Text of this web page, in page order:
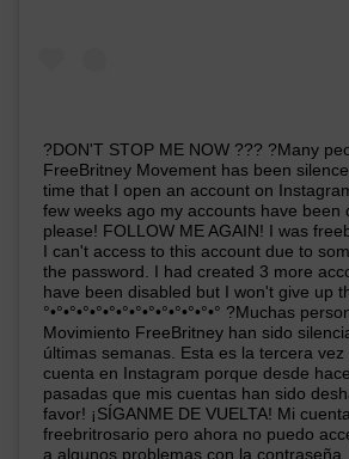
?DON'T STOP ME NOW ??? ?Many
FreeBritney Movement has been
time that I open an account on
few weeks ago my accounts have been
please! FOLLOW ME AGAIN! I was
I can't access to this account due to
the password. I had created 3 more
have been disabled but I won't give up
°•°•°•°•°•°•°•°•°•°•°•°•°•° ?Muchas
Movimiento FreeBritney han sido
últimas semanas. Esta es la tercera
cuenta en Instagram porque desde
pasadas que mis cuentas han sido
favor! ¡SÍGANME DE VUELTA! Mi
freebritrosario pero ahora no puedo
a algunos problemas con la